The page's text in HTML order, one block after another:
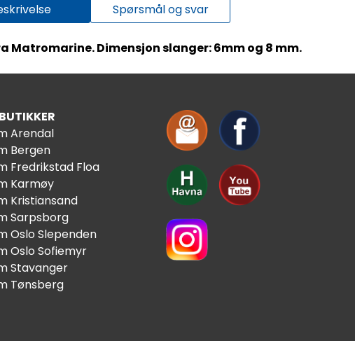
Spørsmål og svar
Matromarine. Dimensjon slanger: 6mm og 8 mm.
Arendal
Bergen
Fredrikstad Floa
Karmøy
Kristiansand
Sarpsborg
Oslo Slependen
Oslo Sofiemyr
Stavanger
Tønsberg